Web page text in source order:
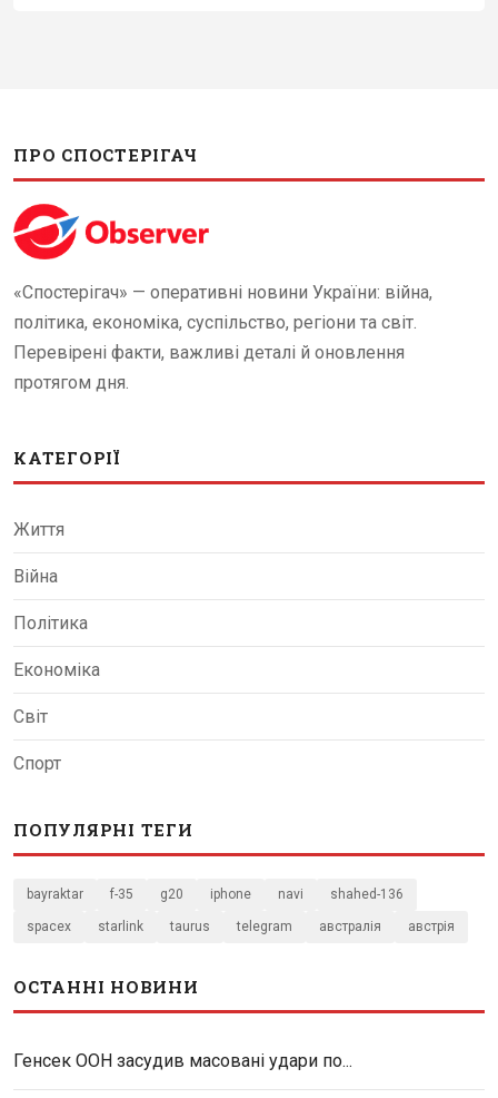
ПРО СПОСТЕРІГАЧ
«Спостерігач» — оперативні новини України: війна,
політика, економіка, суспільство, регіони та світ.
Перевірені факти, важливі деталі й оновлення
протягом дня.
КАТЕГОРІЇ
Життя
Війна
Політика
Економіка
Світ
Спорт
ПОПУЛЯРНІ ТЕГИ
bayraktar f-35 g20 iphone navi shahed-136
spacex starlink taurus telegram австралія австрія
ОСТАННІ НОВИНИ
Генсек ООН засудив масовані удари по...